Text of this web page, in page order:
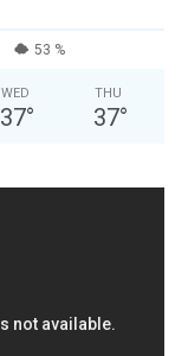
53 %
WED
37°
THU
37°